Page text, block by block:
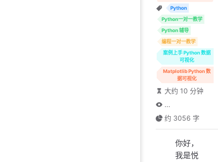
Python
Python一对一教学
Python 辅导
编程一对一教学
案例上手 Python 数据
可视化
Matplotlib Python 数
据可视化
大约 10 分钟
...
约 3056 字
你好，
我是悦